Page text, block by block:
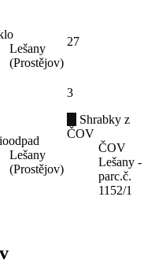
Lešany
(Prostějov)
27
Lešany
(Prostějov)
3
Shrabky z
ČOV
ČOV
Lešany -
parc.č.
1152/1